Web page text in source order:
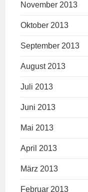
November 2013
Oktober 2013
September 2013
August 2013
Juli 2013
Juni 2013
Mai 2013
April 2013
März 2013
Februar 2013